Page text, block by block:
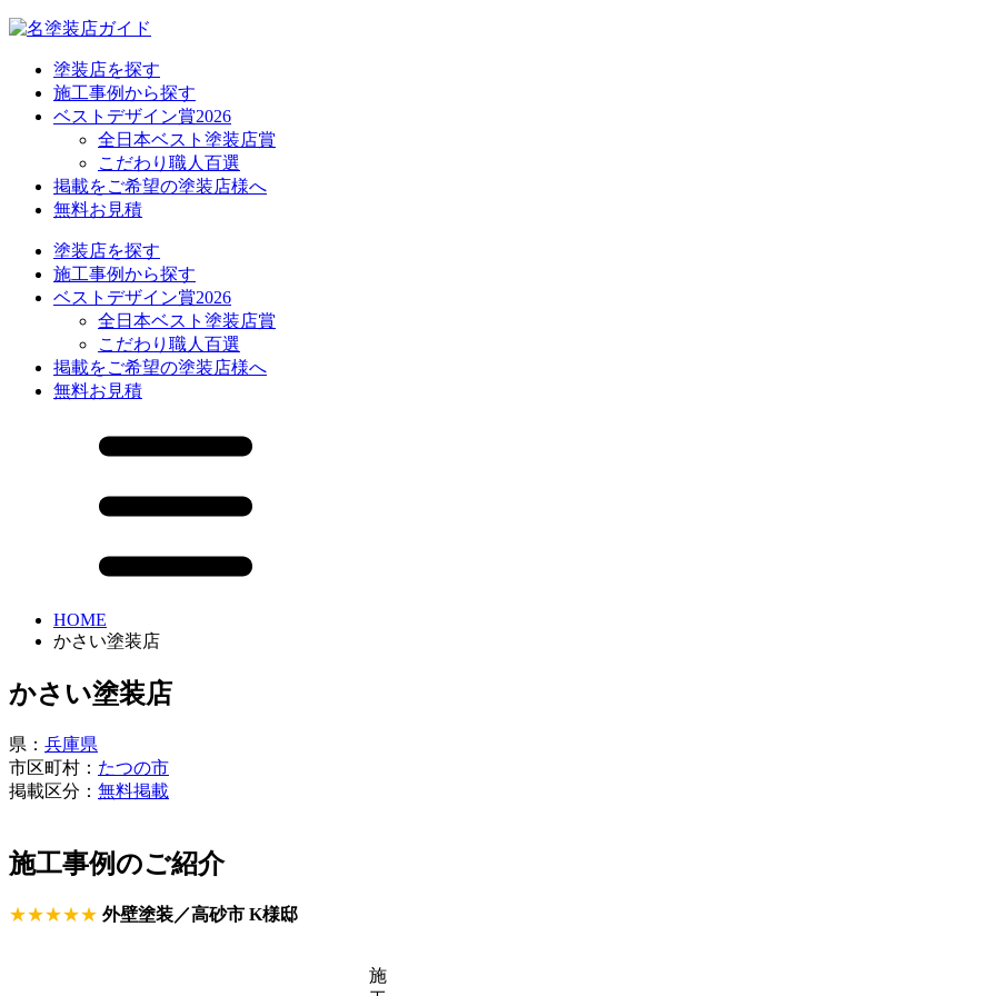
塗装店を探す
施工事例から探す
ベストデザイン賞2026
全日本ベスト塗装店賞
こだわり職人百選
掲載をご希望の塗装店様へ
無料お見積
塗装店を探す
施工事例から探す
ベストデザイン賞2026
全日本ベスト塗装店賞
こだわり職人百選
掲載をご希望の塗装店様へ
無料お見積
HOME
かさい塗装店
かさい塗装店
県： 兵庫県
市区町村： たつの市
掲載区分： 無料掲載
施工事例のご紹介
★★★★★ 外壁塗装／高砂市 K様邸
施